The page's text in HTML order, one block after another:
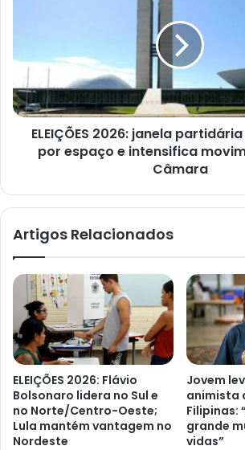
corrida
por
espaço
e
intensifica
movimentação
ELEIÇÕES 2026: janela
por espaço e intensifica
Câmara
Artigos Relacionados
ELEIÇÕES 2026: Flávio
Bolsonaro lidera no Sul e
no Norte/Centro-Oeste;
Lula mantém vantagem no
Nordeste
Jovem
animista
Filipinas:
grande
vidas”